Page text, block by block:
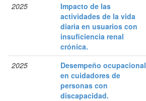
2025
Impacto de las
actividades de la vida
diaria en usuarios con
insuficiencia renal
crónica.
2025
Desempeño ocupacional
en cuidadores de
personas con
discapacidad.